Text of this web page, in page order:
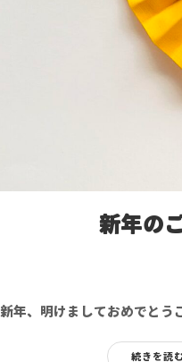
新年の
新年、明けましておめでと
続きを読